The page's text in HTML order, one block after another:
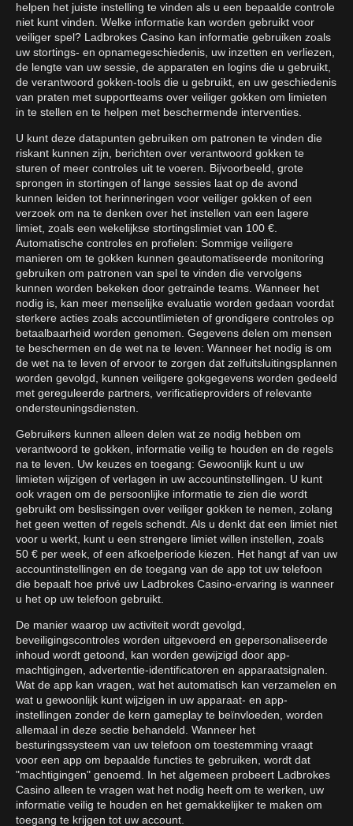
helpen het juiste instelling te vinden als u een bepaalde controle
niet kunt vinden. Welke informatie kan worden gebruikt voor
veiliger spel? Ladbrokes Casino kan informatie gebruiken zoals
uw stortings- en opnamegeschiedenis, uw inzetten en verliezen,
de lengte van uw sessie, de apparaten en logins die u gebruikt,
de verantwoord gokken-tools die u gebruikt, en uw geschiedenis
van praten met supportteams over veiliger gokken om limieten
in te stellen en te helpen met beschermende interventies.
U kunt deze datapunten gebruiken om patronen te vinden die
riskant kunnen zijn, berichten over verantwoord gokken te
sturen of meer controles uit te voeren. Bijvoorbeeld, grote
sprongen in stortingen of lange sessies laat op de avond
kunnen leiden tot herinneringen voor veiliger gokken of een
verzoek om na te denken over het instellen van een lagere
limiet, zoals een wekelijkse stortingslimiet van 100 €.
Automatische controles en profielen: Sommige veiligere
manieren om te gokken kunnen geautomatiseerde monitoring
gebruiken om patronen van spel te vinden die vervolgens
kunnen worden bekeken door getrainde teams. Wanneer het
nodig is, kan meer menselijke evaluatie worden gedaan voordat
sterkere acties zoals accountlimieten of grondigere controles op
betaalbaarheid worden genomen. Gegevens delen om mensen
te beschermen en de wet na te leven: Wanneer het nodig is om
de wet na te leven of ervoor te zorgen dat zelfuitsluitingsplannen
worden gevolgd, kunnen veiligere gokgegevens worden gedeeld
met gereguleerde partners, verificatieproviders of relevante
ondersteuningsdiensten.
Gebruikers kunnen alleen delen wat ze nodig hebben om
verantwoord te gokken, informatie veilig te houden en de regels
na te leven. Uw keuzes en toegang: Gewoonlijk kunt u uw
limieten wijzigen of verlagen in uw accountinstellingen. U kunt
ook vragen om de persoonlijke informatie te zien die wordt
gebruikt om beslissingen over veiliger gokken te nemen, zolang
het geen wetten of regels schendt. Als u denkt dat een limiet niet
voor u werkt, kunt u een strengere limiet willen instellen, zoals
50 € per week, of een afkoelperiode kiezen. Het hangt af van uw
accountinstellingen en de toegang van de app tot uw telefoon
die bepaalt hoe privé uw Ladbrokes Casino-ervaring is wanneer
u het op uw telefoon gebruikt.
De manier waarop uw activiteit wordt gevolgd,
beveiligingscontroles worden uitgevoerd en gepersonaliseerde
inhoud wordt getoond, kan worden gewijzigd door app-
machtigingen, advertentie-identificatoren en apparaatsignalen.
Wat de app kan vragen, wat het automatisch kan verzamelen en
wat u gewoonlijk kunt wijzigen in uw apparaat- en app-
instellingen zonder de kern gameplay te beïnvloeden, worden
allemaal in deze sectie behandeld. Wanneer het
besturingssysteem van uw telefoon om toestemming vraagt
voor een app om bepaalde functies te gebruiken, wordt dat
"machtigingen" genoemd. In het algemeen probeert Ladbrokes
Casino alleen te vragen wat het nodig heeft om te werken, uw
informatie veilig te houden en het gemakkelijker te maken om
toegang te krijgen tot uw account.